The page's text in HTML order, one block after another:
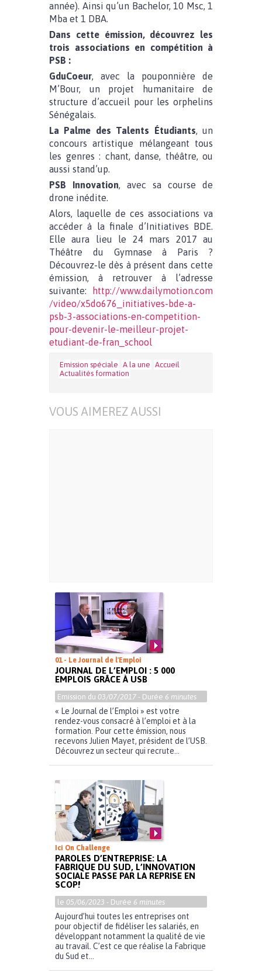
année). Ainsi qu’un Bachelor, 10 Msc, 1
Mba et 1 DBA.
Dans cette émission, découvrez les
trois associations en compétition à
PSB :
GduCoeur, avec la pouponnière de
M’Bour, un projet humanitaire de
structure d’accueil pour les orphelins
Sénégalais.
La Palme des Talents Étudiants, un
concours artistique mélangeant tous
les genres : chant, danse, théâtre, ou
aussi stand’up.
PSB Innovation, avec sa course de
drone inédite.
Alors, laquelle de ces associations va
accéder à la finale d’Initiatives BDE.
Elle aura lieu le 24 mars 2017 au
Théâtre du Gymnase à Paris ?
Découvrez-le dès à présent dans cette
émission, à retrouver à l’adresse
suivante:
http://www.dailymotion.com
/video/x5do676_initiatives-bde-a-
psb-3-associations-en-competition-
pour-devenir-le-meilleur-projet-
etudiant-de-fran_school
Emission spéciale A la une Accueil
Actualités formation
VOUS AIMEREZ AUSSI
01 - Le Journal de l'Emploi
JOURNAL DE L’EMPLOI : 5 000
EMPLOIS GRÂCE À USB
Emission du 03/07/2017 - Durée 6 minutes
« Le Journal de l’Emploi » est votre
rendez-vous consacré à l’emploi et à la
formation. Pour cette émission, nous
recevons Julien Mayet, président de l’USB.
Découvrez un secteur qui recrute...
Ici On Challenge
PAROLES D’ENTREPRISE: LA
FABRIQUE DU SUD, L’INNOVATION
SOCIALE PASSE PAR LA REPRISE EN
SCOP!
le 05/06/2023 - Durée 6 minutes
Aujourd’hui toutes les entreprises ont
pour objectif de fidéliser les salariés, en
développant notamment la qualité de vie
au travail. C’est ce que réalise la Fabrique
du Sud et...